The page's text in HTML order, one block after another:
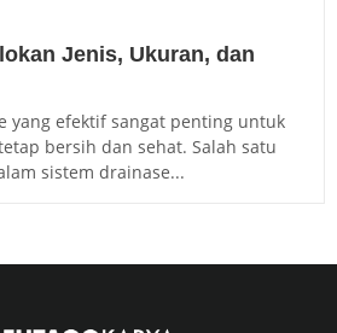
Jenis, Ukuran, dan
yang efektif sangat penting untuk
bersih dan sehat. Salah satu
sistem drainase...